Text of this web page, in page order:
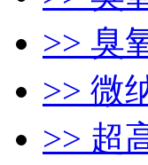
>> 臭
>> 微
>> 超